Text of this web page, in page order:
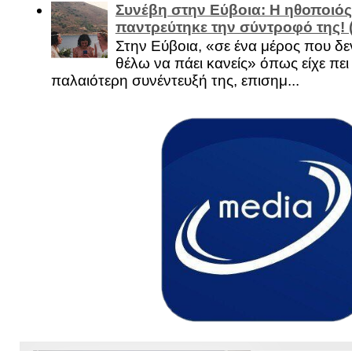
Συνέβη στην Εύβοια: Η
παντρεύτηκε την σύντροφό
Στην Εύβοια, «σε ένα μέρος που
θέλω να πάει κανείς» όπως είχε πει
παλαιότερη συνέντευξή της, επισημ...